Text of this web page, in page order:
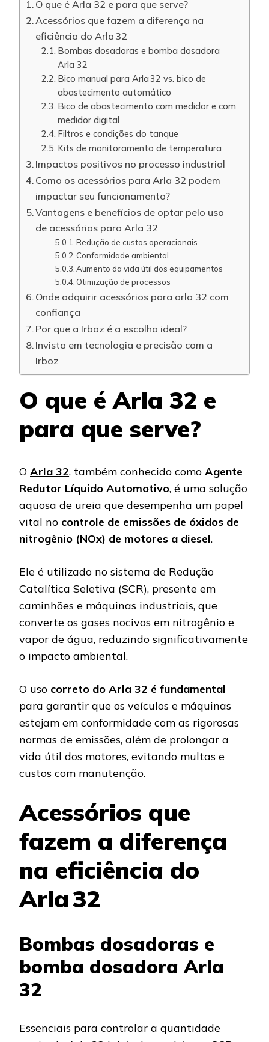
O que é Arla 32 e para que serve?
Acessórios que fazem a diferença na
eficiência do Arla 32
Bombas dosadoras e bomba dosadora
Arla 32
Bico manual para Arla 32 vs. bico de
abastecimento automático
Bico de abastecimento com medidor e com
medidor digital
Filtros e condições do tanque
Kits de monitoramento de temperatura
Impactos positivos no processo industrial
Como os acessórios para Arla 32 podem
impactar seu funcionamento?
Vantagens e benefícios de optar pelo uso
de acessórios para Arla 32
Redução de custos operacionais
Conformidade ambiental
Aumento da vida útil dos equipamentos
Otimização de processos
Onde adquirir acessórios para arla 32 com
confiança
Por que a Irboz é a escolha ideal?
Invista em tecnologia e precisão com a
Irboz
O que é Arla 32 e
para que serve?
O Arla 32, também conhecido como Agente
Redutor Líquido Automotivo, é uma solução
aquosa de ureia que desempenha um papel
vital no controle de emissões de óxidos de
nitrogênio (NOx) de motores a diesel.
Ele é utilizado no sistema de Redução
Catalítica Seletiva (SCR), presente em
caminhões e máquinas industriais, que
converte os gases nocivos em nitrogênio e
vapor de água, reduzindo significativamente
o impacto ambiental.
O uso correto do Arla 32 é fundamental
para garantir que os veículos e máquinas
estejam em conformidade com as rigorosas
normas de emissões, além de prolongar a
vida útil dos motores, evitando multas e
custos com manutenção.
Acessórios que
fazem a diferença
na eficiência do
Arla 32
Bombas dosadoras e
bomba dosadora Arla
32
Essenciais para controlar a quantidade